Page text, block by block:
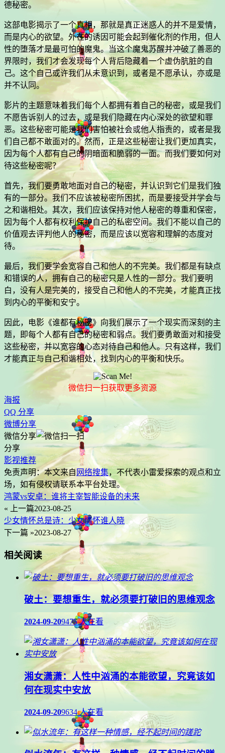
德秘密。
这部电影揭示了一个真相，那就是真正迷惑人的并不是爱情，
而是内心的欲望。外在的诱因可能会起到催化剂的作用，但人
性的堕落才是最可怕的魔鬼。当这个魔鬼苏醒并冲破了善恶的
界限时，我们才会发现每个人背后隐藏着一个虚伪肮脏的自
己。这个自己或许我们从未意识到，或者是不愿承认，亦或是
并不认同。
影片的主题意味着我们每个人都拥有着自己的秘密，或是我们
不愿告诉别人的过去，或是我们隐藏在内心深处的欲望和罪
恶。这些秘密可能是我们害怕被社会或他人指责的，或者是我
们自己都不敢面对的。然而，正是这些秘密让我们更加真实，
因为每个人都有自己的阴暗面和脆弱的一面。而我们要如何对
待这些秘密呢？
首先，我们要勇敢地面对自己的秘密，并认识到它们是我们独
有的一部分。我们不应该被秘密所困扰，而是要接受并学会与
之和谐相处。其次，我们应该保持对他人秘密的尊重和保密，
因为每个人都有权利保护自己的私密空间。我们不能以自己的
价值观去评判他人的秘密，而是应该以宽容和理解的态度对
待。
最后，我们要学会宽容自己和他人的不完美。我们都是有缺点
和错误的人，拥有自己的秘密只是人性的一部分。我们要明
白，没有人是完美的，接受自己和他人的不完美，才能真正找
到内心的平衡和安宁。
因此，电影《谁都有秘密》向我们展示了一个现实而深刻的主
题，即每个人都有自己的秘密和弱点。我们要勇敢面对和接受
这些秘密，并以宽容的心态对待自己和他人。只有这样，我们
才能真正与自己和谐相处，找到内心的平衡和快乐。
微信扫一扫获取更多资源
海报
QQ 分享
微博分享
微信分享
分享
影视推荐
免责声明：本文来自 网络搜集，不代表小雷爱探索的观点和立
场，如有侵权请联系本平台处理。
鸿蒙vs安卓：谁将主宰智能设备的未来
« 上一篇2023-08-25
少女情怀总是诗：少女情怀谁人晓
下一篇 »2023-08-27
相关阅读
破土：要想重生，就必须要打破旧的思维观念
2024-09-209475 人在看
湘女潇潇：人性中汹涌的本能欲望，究竟该如
何在现实中安放
2024-09-209634 人在看